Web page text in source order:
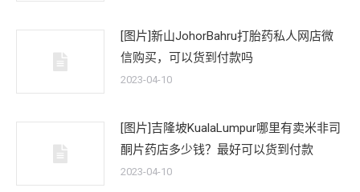
[图片]新山JohorBahru打胎药私人网店微
信购买，可以货到付款吗
2023-04-10
[图片]吉隆坡KualaLumpur哪里有卖米非司
酮片药店多少钱？最好可以货到付款
2023-04-10